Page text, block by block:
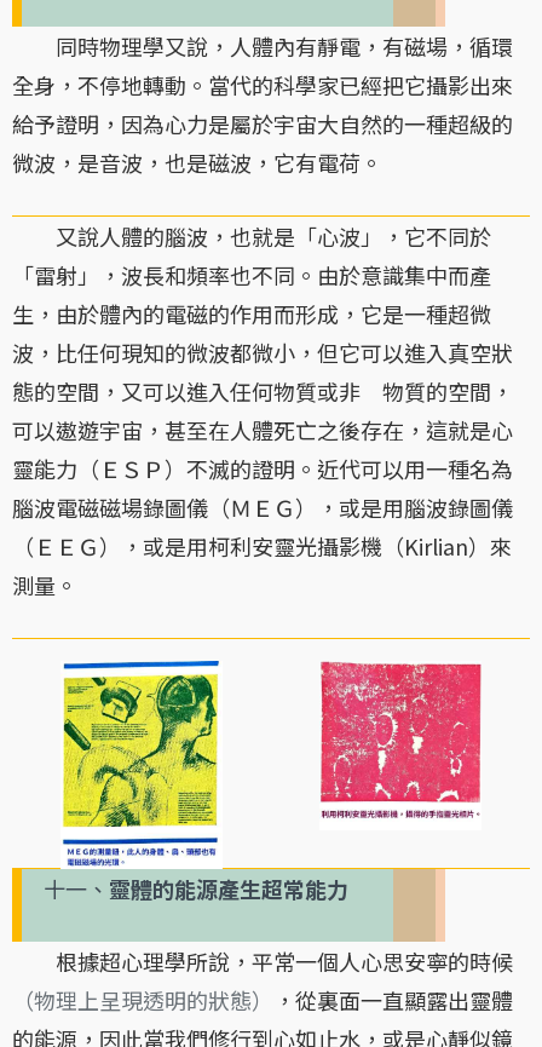
同時物理學又說，人體內有靜電，有磁場，循環
全身，不停地轉動。當代的科學家已經把它攝影出來
給予證明，因為心力是屬於宇宙大自然的一種超級的
微波，是音波，也是磁波，它有電荷。
又說人體的腦波，也就是「心波」，它不同於
「雷射」，波長和頻率也不同。由於意識集中而產
生，由於體內的電磁的作用而形成，它是一種超微
波，比任何現知的微波都微小，但它可以進入真空狀
態的空間，又可以進入任何物質或非 物質的空間，
可以遨遊宇宙，甚至在人體死亡之後存在，這就是心
靈能力（ＥＳＰ）不滅的證明。近代可以用一種名為
腦波電磁磁場錄圖儀（ＭＥＧ），或是用腦波錄圖儀
（ＥＥＧ），或是用柯利安靈光攝影機（Kirlian）來
測量。
十一、 靈體的能源產生超常能力
根據超心理學所說，平常一個人心思安寧的時候
（物理上呈現透明的狀態）
，從裏面一直顯露出靈體
的能源，因此當我們修行到心如止水，或是心靜似鏡